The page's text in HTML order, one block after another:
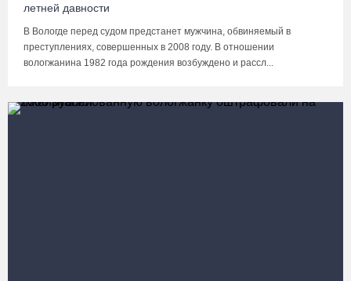
летней давности
В Вологде перед судом предстанет мужчина, обвиняемый в
преступлениях, совершенных в 2008 году. В отношении
вологжанина 1982 года рождения возбуждено и рассл...